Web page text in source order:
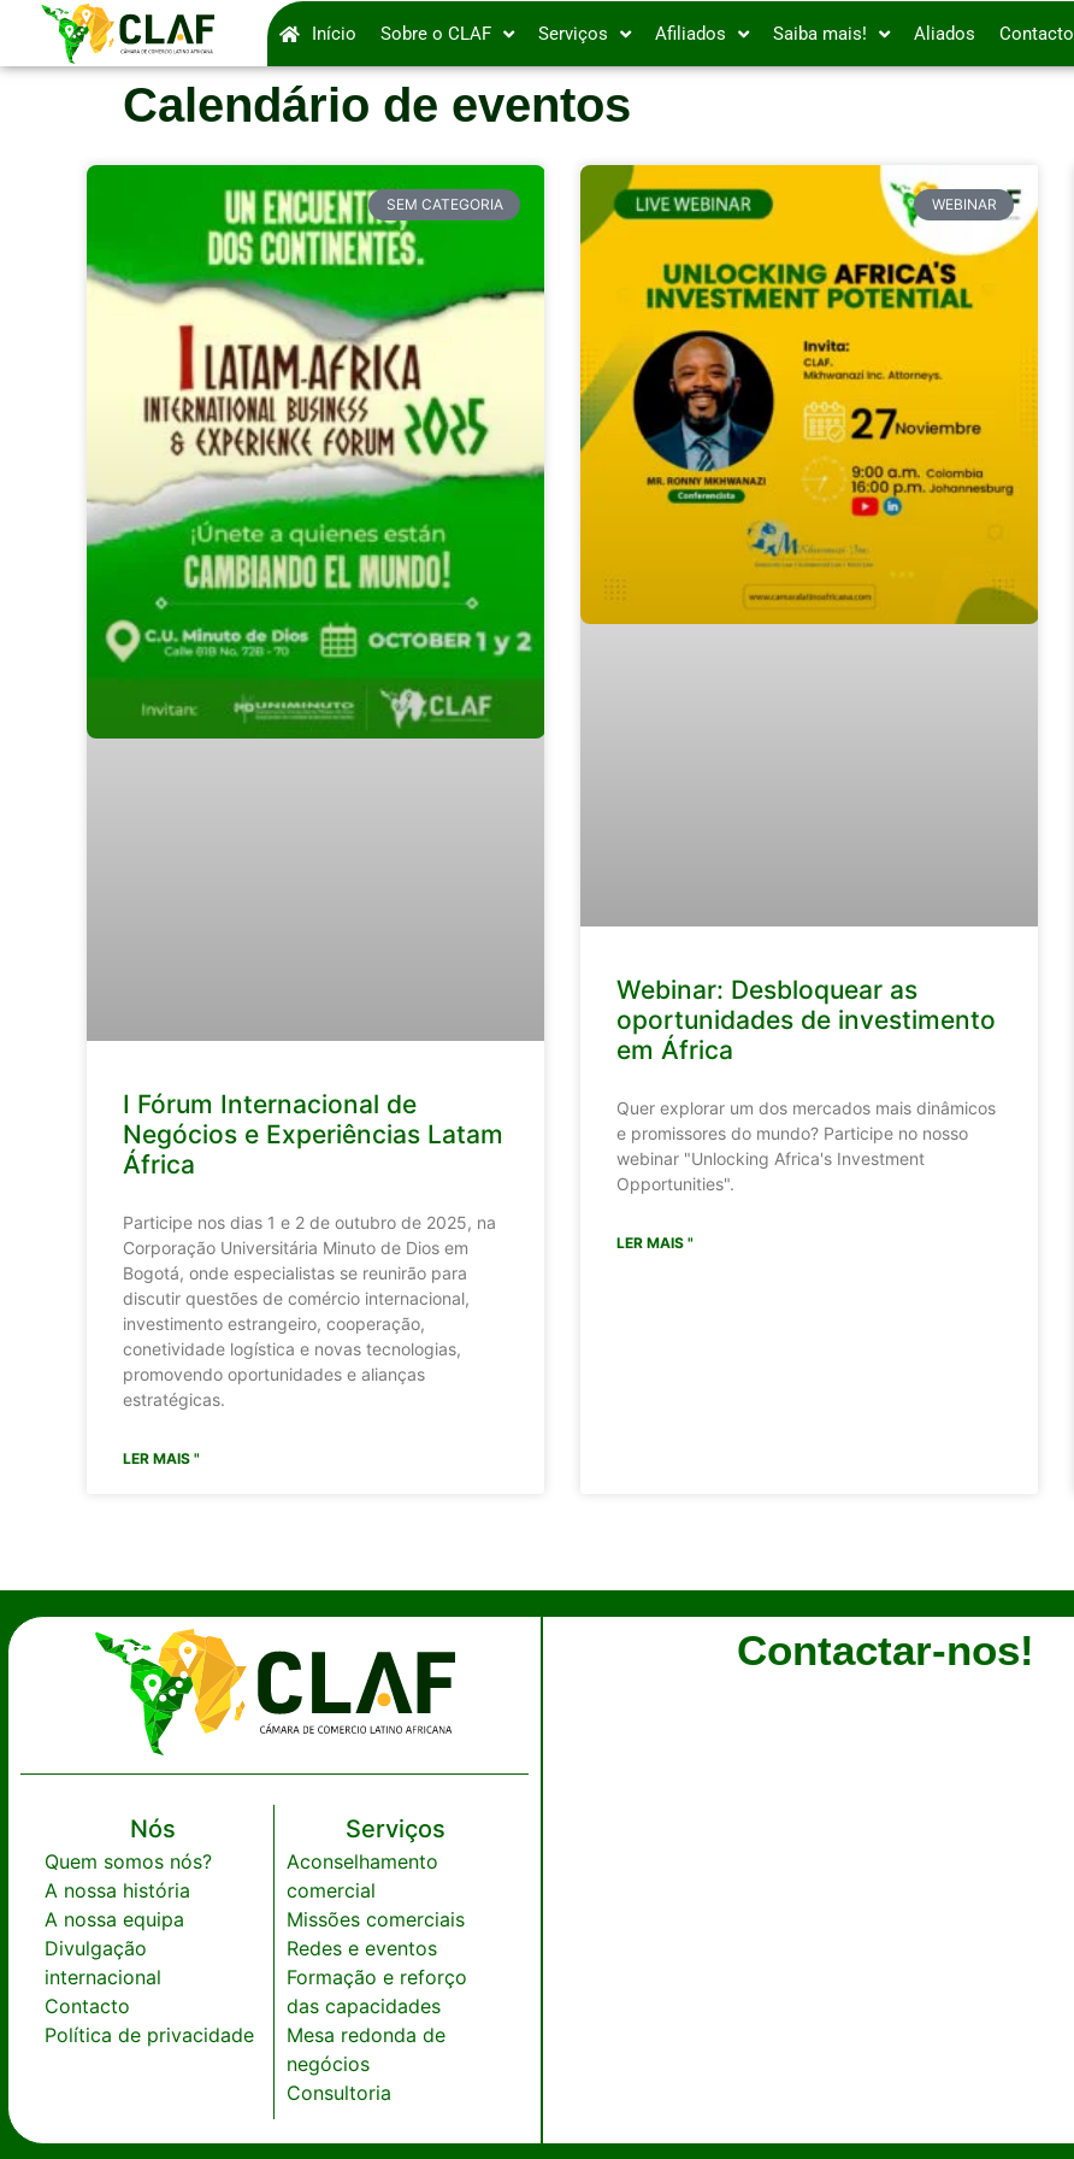
Início Sobre o CLAF Serviços Afiliados Saiba mais! Aliados Contacto
Calendário de eventos
SEM CATEGORIA
I Fórum Internacional de
Negócios e Experiências Latam
África
Participe nos dias 1 e 2 de outubro de 2025, na
Corporação Universitária Minuto de Dios em
Bogotá, onde especialistas se reunirão para
discutir questões de comércio internacional,
investimento estrangeiro, cooperação,
conetividade logística e novas tecnologias,
promovendo oportunidades e alianças
estratégicas.
LER MAIS "
WEBINAR
Webinar: Desbloquear as
oportunidades de investimento
em África
Quer explorar um dos mercados mais dinâmicos
e promissores do mundo? Participe no nosso
webinar "Unlocking Africa's Investment
Opportunities".
LER MAIS "
Nós
Quem somos nós?
A nossa história
A nossa equipa
Divulgação
internacional
Contacto
Política de privacidade
Serviços
Aconselhamento
comercial
Missões comerciais
Redes e eventos
Formação e reforço
das capacidades
Mesa redonda de
negócios
Consultoria
Contactar-nos!